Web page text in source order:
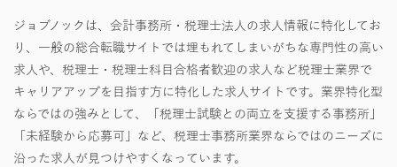
ジョブノックは、会計事務所・税理士法人の求人情報に特化してお
り、一般の総合転職サイトでは埋もれてしまいがちな専門性の高い
求人や、税理士・税理士科目合格者歓迎の求人など税理士業界で
キャリアアップを目指す方に特化した求人サイトです。業界特化型
ならではの強みとして、「税理士試験との両立を支援する事務所」
「未経験から応募可」など、税理士事務所業界ならではのニーズに
沿った求人が見つけやすくなっています。